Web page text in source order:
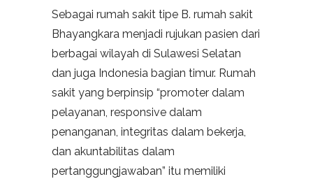
Sebagai rumah sakit tipe B. rumah sakit
Bhayangkara menjadi rujukan pasien dari
berbagai wilayah di Sulawesi Selatan
dan juga Indonesia bagian timur. Rumah
sakit yang berpinsip “promoter dalam
pelayanan, responsive dalam
penanganan, integritas dalam bekerja,
dan akuntabilitas dalam
pertanggungjawaban” itu memiliki